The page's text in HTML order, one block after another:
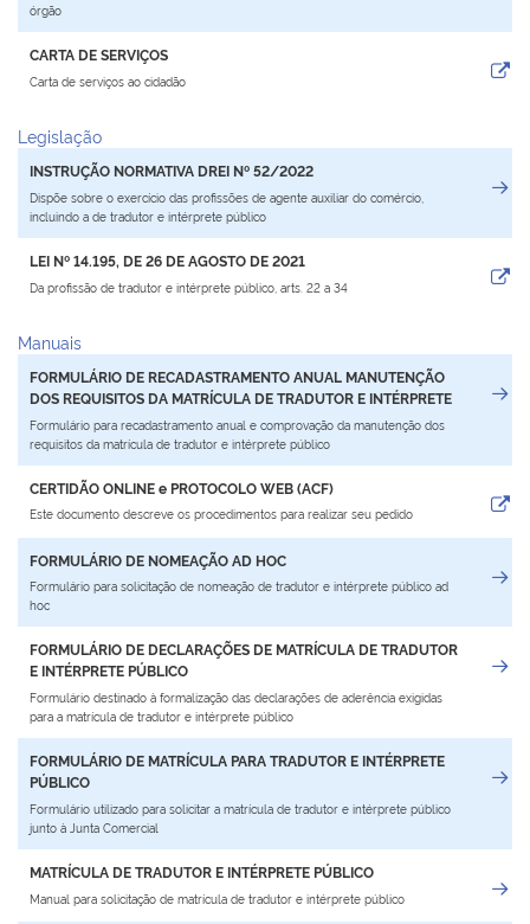
Auxiliares de Comércio
Contato
órgão
CARTA DE SERVIÇOS
Carta de serviços ao cidadão
Legislação
INSTRUÇÃO NORMATIVA DREI Nº 52/2022
Dispõe sobre o exercício das profissões de agente auxiliar do comércio,
incluindo a de tradutor e intérprete público
LEI Nº 14.195, DE 26 DE AGOSTO DE 2021
Da profissão de tradutor e intérprete público, arts. 22 a 34
Manuais
FORMULÁRIO DE RECADASTRAMENTO ANUAL MANUTENÇÃO
DOS REQUISITOS DA MATRÍCULA DE TRADUTOR E INTÉRPRETE
Formulário para recadastramento anual e comprovação da manutenção dos
requisitos da matrícula de tradutor e intérprete público
CERTIDÃO ONLINE e PROTOCOLO WEB (ACF)
Este documento descreve os procedimentos para realizar seu pedido
FORMULÁRIO DE NOMEAÇÃO AD HOC
Formulário para solicitação de nomeação de tradutor e intérprete público ad
hoc
FORMULÁRIO DE DECLARAÇÕES DE MATRÍCULA DE TRADUTOR
E INTÉRPRETE PÚBLICO
Formulário destinado à formalização das declarações de aderência exigidas
para a matrícula de tradutor e intérprete público
FORMULÁRIO DE MATRÍCULA PARA TRADUTOR E INTÉRPRETE
PÚBLICO
Formulário utilizado para solicitar a matrícula de tradutor e intérprete público
junto à Junta Comercial
MATRÍCULA DE TRADUTOR E INTÉRPRETE PÚBLICO
Manual para solicitação de matrícula de tradutor e intérprete público